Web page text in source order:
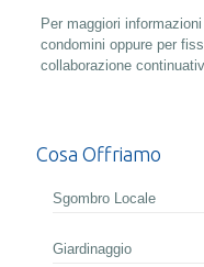
Per maggiori
condomini oppure per
collaborazione
Cosa Offriamo
Sgombro Locale
Giardinaggio